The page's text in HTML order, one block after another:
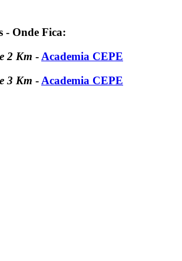
- Onde Fica:
2 Km - Academia CEPE
3 Km - Academia CEPE